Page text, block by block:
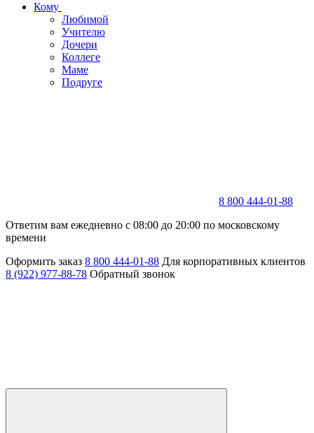
Кому
Любимой
Учителю
Дочери
Коллеге
Маме
Подруге
8 800 444-01-88
Ответим вам ежедневно с 08:00 до 20:00 по московскому
времени
Оформить заказ 8 800 444-01-88 Для корпоративных клиентов
8 (922) 977-88-78 Обратный звонок